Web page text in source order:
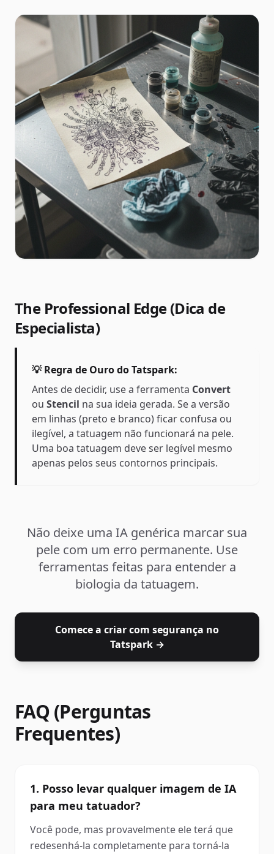
The Professional Edge (Dica de
Especialista)
💡 Regra de Ouro do Tatspark:
Antes de decidir, use a ferramenta Convert
ou Stencil na sua ideia gerada. Se a versão
em linhas (preto e branco) ficar confusa ou
ilegível, a tatuagem não funcionará na pele.
Uma boa tatuagem deve ser legível mesmo
apenas pelos seus contornos principais.
Não deixe uma IA genérica marcar sua
pele com um erro permanente. Use
ferramentas feitas para entender a
biologia da tatuagem.
Comece a criar com segurança no
Tatspark →
FAQ (Perguntas
Frequentes)
1. Posso levar qualquer imagem de IA
para meu tatuador?
Você pode, mas provavelmente ele terá que
redesenhá-la completamente para torná-la